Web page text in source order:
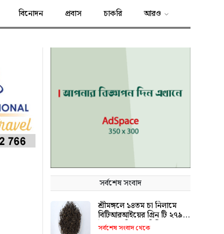
বিনোদন প্রবাস চাকরি আরও
সর্বশেষ সংবাদ
শ্রীমঙ্গলে ১৪তম চা নিলামে
বিটিআরআইয়ের গ্রিন টি ২৭৯০
টাকা কেজি দরে বিক্রি
সর্বশেষ সংবাদ থেকে